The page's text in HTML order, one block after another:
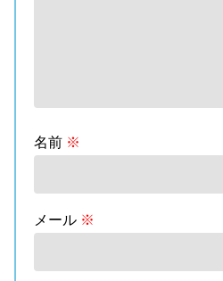
名前 ※
メール ※